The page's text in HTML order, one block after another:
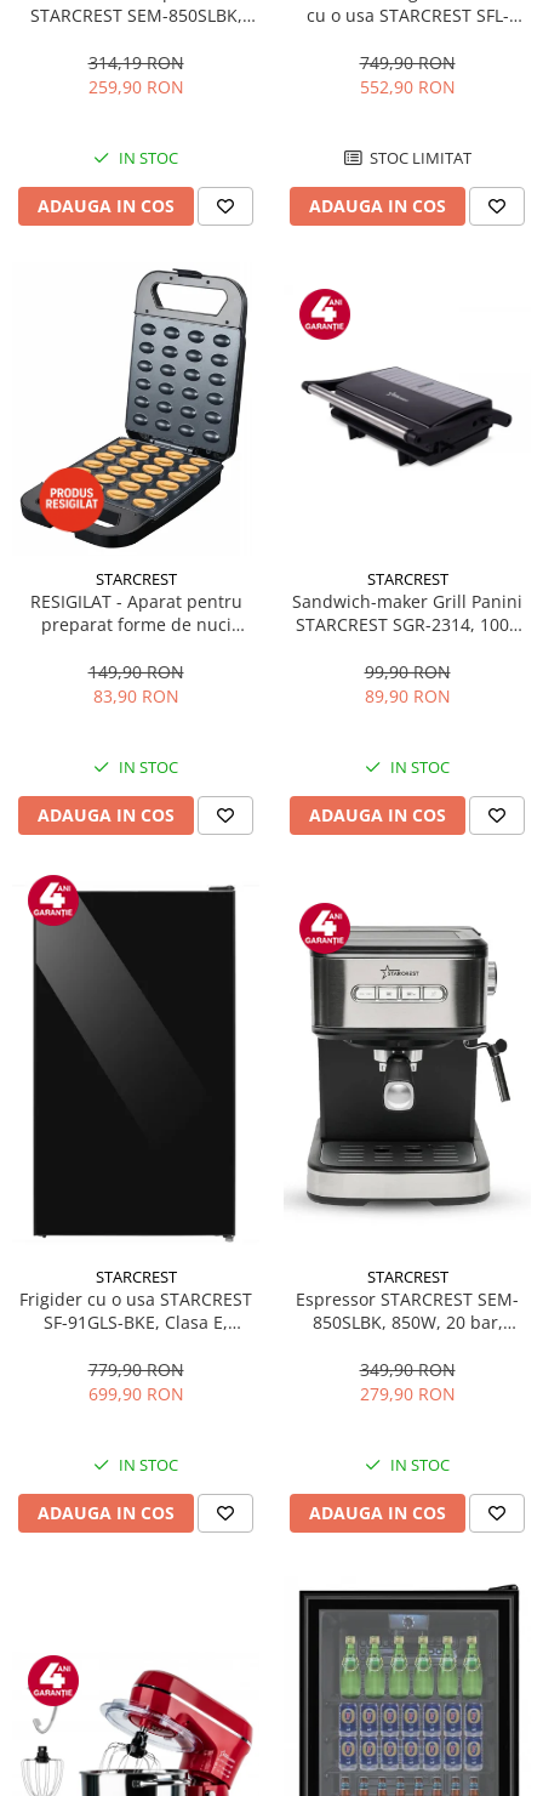
STARCREST SEM-850SLBK,
detasabil 1.5L, dispozitiv
spumare, filtru dublu din
314,19 RON
259,90 RON
IN STOC
ADAUGA IN COS
cu o usa STARCREST SFL-
92L, Iluminare interioara,H 83
cm, Alb
749,90 RON
552,90 RON
STOC LIMITAT
ADAUGA IN COS
STARCREST
RESIGILAT - Aparat pentru
preparat forme de nuci
forme, 1400W, Indicator
luminos, Placi antiaderente,
149,90 RON
83,90 RON
IN STOC
ADAUGA IN COS
STARCREST
Sandwich-maker Grill Panini
STARCREST SGR-2314, 1000
Deschidere 180°, Suprafata
de gatire 23 x 14 cm, Negru
99,90 RON
89,90 RON
IN STOC
ADAUGA IN COS
STARCREST
Frigider cu o usa STARCREST
SF-91GLS-BKE, Clasa E,
interioara, H 83 cm, Sticla
Neagra
779,90 RON
699,90 RON
IN STOC
ADAUGA IN COS
STARCREST
Espressor STARCREST SEM-
850SLBK, 850W, 20 bar,
dispozitiv spumare, filtru
dublu din inox, Negru/Inox
349,90 RON
279,90 RON
IN STOC
ADAUGA IN COS